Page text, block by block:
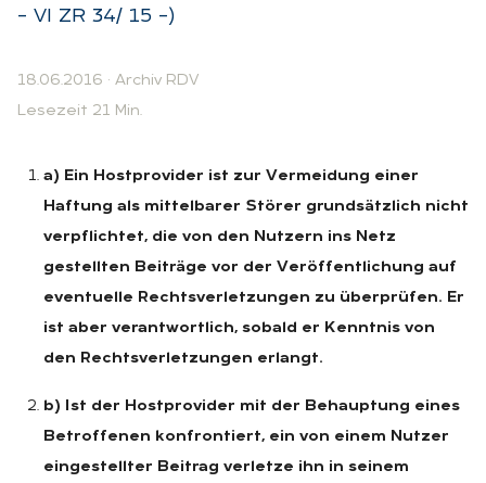
– VI ZR 34/ 15 –)
18.06.2016 · Archiv RDV
Lesezeit 21 Min.
a) Ein Hostprovider ist zur Vermeidung einer
Haftung als mittelbarer Störer grundsätzlich nicht
verpflichtet, die von den Nutzern ins Netz
gestellten Beiträge vor der Veröffentlichung auf
eventuelle Rechtsverletzungen zu überprüfen. Er
ist aber verantwortlich, sobald er Kenntnis von
den Rechtsverletzungen erlangt.
b) Ist der Hostprovider mit der Behauptung eines
Betroffenen konfrontiert, ein von einem Nutzer
eingestellter Beitrag verletze ihn in seinem